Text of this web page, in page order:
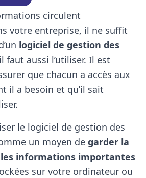
circulent
votre entreprise, il ne suffit
logiciel de gestion des
faut aussi l’utiliser. Il est
que chacun a accès aux
il a besoin et qu’il sait
le logiciel de gestion des
un moyen de garder la
informations importantes
sur votre ordinateur ou